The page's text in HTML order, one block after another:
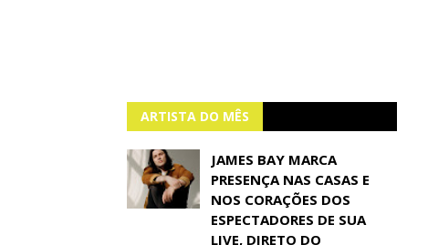
ARTISTA DO MÊS
JAMES BAY MARCA
PRESENÇA NAS CASAS E
NOS CORAÇÕES DOS
ESPECTADORES DE SUA
LIVE, DIRETO DO